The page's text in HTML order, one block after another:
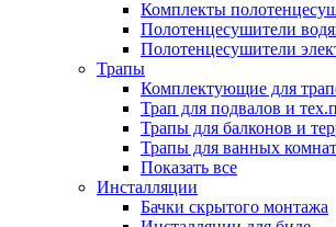
Комплекты
Полотенцесушители
Полотенцесушители
Трапы
Комплектующие для
Трап для подвалов и
Трапы для балконов и
Трапы для ванных комнат
Показать все
Инсталляции
Бачки скрытого монтажа